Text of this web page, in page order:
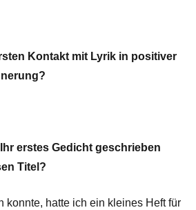
Kontakt mit Lyrik in positiver
erstes Gedicht geschrieben
Titel?
konnte, hatte ich ein kleines Heft für